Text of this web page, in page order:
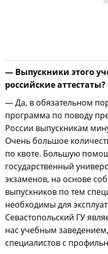
— Выпускники этого
российские аттестаты?
— Да, в обязательном
программа по поводу
России выпускникам
Очень большое
по квоте. Большую
государственный
экзаменов, на основе
выпускников по тем
необходимы для
Севастопольский ГУ
нас учебным
специалистов с